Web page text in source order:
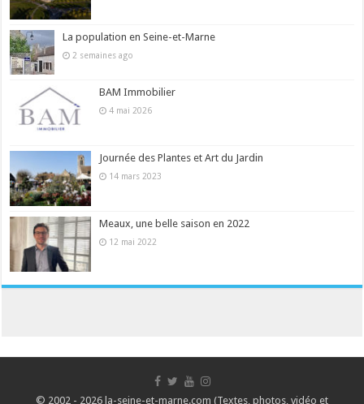
La population en Seine-et-Marne
2 semaines ago
BAM Immobilier
4 mai 2026
Journée des Plantes et Art du Jardin
14 mars 2023
Meaux, une belle saison en 2022
12 mai 2022
© 2002 - 2026 la-seine-et-marne.com (Textes, photos, vidéo et